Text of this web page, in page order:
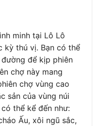
minh tại Lô Lô
kỳ thú vị. Bạn có thể
để kịp phiên
chợ này mang
chợ vùng cao
sản của vùng núi
thể kể đến như:
Ấu, xôi ngũ sắc,